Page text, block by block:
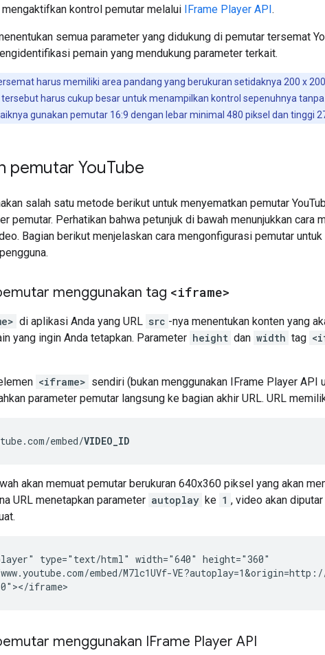
mengaktifkan kontrol pemutar melalui IFrame Player API.
semua parameter yang didukung di pemutar tersemat
pemain yang mendukung parameter terkait.
harus memiliki area pandang yang berukuran setidaknya 200 x
harus cukup besar untuk menampilkan kontrol sepenuhnya
gunakan pemutar 16:9 dengan lebar minimal 480 piksel dan tinggi
pemutar YouTube
salah satu metode berikut untuk menyematkan pemutar
pemutar. Perhatikan bahwa petunjuk di bawah menunjukkan cara
Bagian berikut menjelaskan cara mengonfigurasi pemutar
menggunakan tag <iframe>
di aplikasi Anda yang URL src -nya menentukan konten yang
yang ingin Anda tetapkan. Parameter height dan width tag
<iframe> sendiri (bukan menggunakan IFrame Player API
parameter pemutar langsung ke bagian akhir URL. URL
embed/VIDEO_ID
akan memuat pemutar berukuran 640x360 piksel yang akan
URL menetapkan parameter autoplay ke 1 , video akan
type="text/html" width="640" height="360"
embed/M7lc1UVf-
menggunakan IFrame Player API